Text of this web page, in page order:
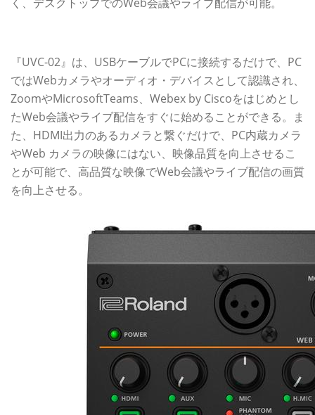
『UVC-02』は、USBケーブルでPCに接続するだけで、PC
ではWebカメラやオーディオ・デバイスとして認識され、
ZoomやMicrosoftTeams、Webex by Ciscoをはじめとし
たWeb会議やライブ配信をすぐに始めることができる。ま
た、HDMI出力のあるカメラと繋ぐだけで、PC内蔵カメラ
やWeb カメラの映像にはない、映像品質を向上させるこ
とが可能で、高品質な映像でWeb会議やライブ配信の画質
を向上させる。